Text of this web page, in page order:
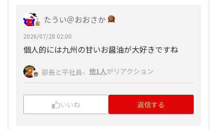
たうい＠おおさか
2026/07/28 02:00
個人的には九州の甘いお醤油が大好きですね
部長と平社員、 他1人がリアクション
いいね 返信する